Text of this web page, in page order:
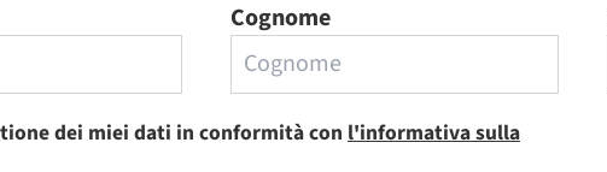
Cognome
dei miei dati in conformità conl'informativa sulla